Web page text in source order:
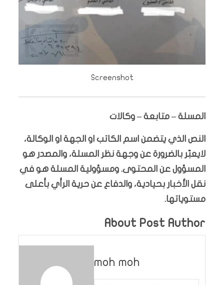
Screenshot
المسلة – متابعة – وكالات
النص الذي يتضمن اسم الكاتب او الجهة او الوكالة،
لايعبّر بالضرورة عن وجهة نظر المسلة، والمصدر هو
المسؤول عن المحتوى. ومسؤولية المسلة هو في
نقل الأخبار بحيادية، والدفاع عن حرية الرأي بأعلى
مستوياتها.
About Post Author
moh moh